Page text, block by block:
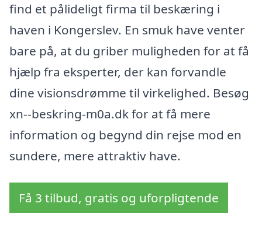
find et pålideligt firma til beskæring i
haven i Kongerslev. En smuk have venter
bare på, at du griber muligheden for at få
hjælp fra eksperter, der kan forvandle
dine visionsdrømme til virkelighed. Besøg
xn--beskring-m0a.dk for at få mere
information og begynd din rejse mod en
sundere, mere attraktiv have.
Få 3 tilbud, gratis og uforpligtende